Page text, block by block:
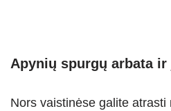
Apynių spurgų arbata ir
Nors vaistinėse galite